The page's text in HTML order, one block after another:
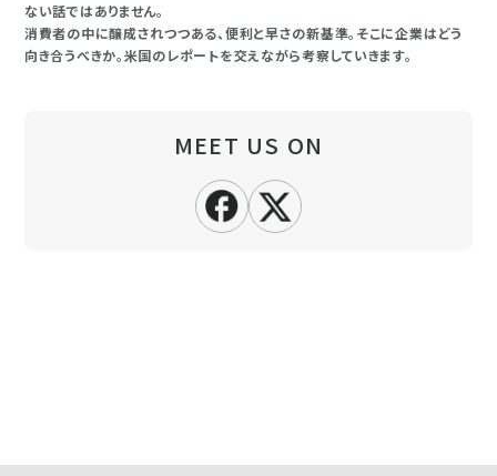
ない話ではありません。
消費者の中に醸成されつつある、便利と早さの新基準。そこに企業はどう
向き合うべきか。米国のレポートを交えながら考察していきます。
MEET US ON